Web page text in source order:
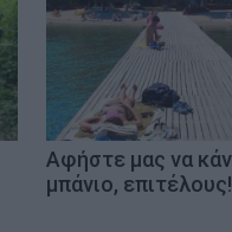
Αφήστε μας να
μπάνιο, επιτέλους!